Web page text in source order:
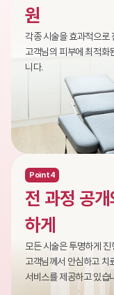
원
각종 시술을 효과적으로
고객님의 피부에 최적화
니다.
Point4
전 과정 공
하게
모든 시술은 투명하게 진
고객님께서 안심하고 치
서비스를 제공하고 있습